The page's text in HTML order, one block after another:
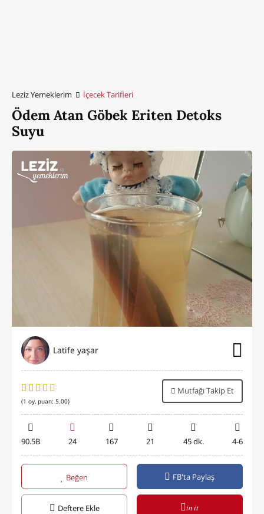
Leziz Yemeklerim İçecek Tarifleri
Ödem Atan Göbek Eriten Detoks
Suyu
Latife yaşar
(1 oy, puan: 5.00)
Mutfağı Takip Et
90.5B 24 167 21 45 dk. 4-6
Beğen FB'ta Paylaş
Deftere Ekle in it